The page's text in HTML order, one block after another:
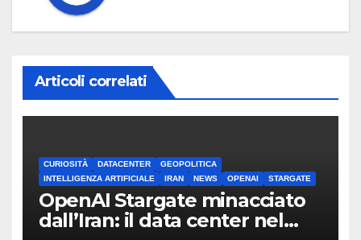
Articoli correlati
CURIOSITÀ DATACENTER
GEOPOLITICA
INTELLIGENZA ARTIFICIALE
IRAN NEWS OPENAI STARGATE
OpenAI Stargate minacciato
dall’Iran: il data center nel